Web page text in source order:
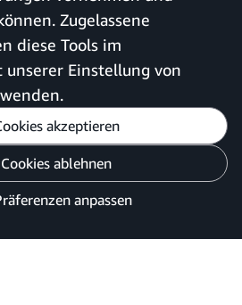
Zugelassene
diese Tools im
unserer Einstellung von
akzeptieren
ablehnen
anpassen
Deutschland
Präferenzen anpassen
und Werbung